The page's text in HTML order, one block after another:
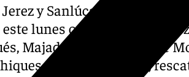
y Sanlúcar de Barrameda
lunes once avisos en las
Majada Alta, Camino de
de agua en casas,